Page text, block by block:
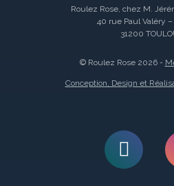
Roulez Rose, chez M.
40 rue Paul Valéry –
31200
© Roulez Rose 2026 -
Conception, Design et